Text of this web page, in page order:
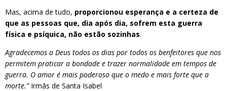
Mas, acima de tudo, proporcionou esperança e a certeza de
que as pessoas que, dia após dia, sofrem esta guerra
física e psíquica, não estão sozinhas.
Agradecemos a Deus todos os dias por todos os benfeitores que nos
permitem praticar a bondade e trazer normalidade em tempos de
guerra. O amor é mais poderoso que o medo e mais forte que a
morte.”Irmãs de Santa Isabel